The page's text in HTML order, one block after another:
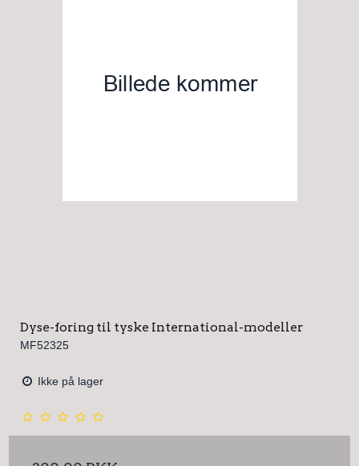
Dyse-foring til tyske International-modeller
MF52325
Ikke på lager